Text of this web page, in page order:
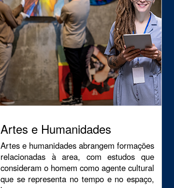
Artes e Humanidades
Artes e humanidades abrangem formações
relacionadas à area, com estudos que
consideram o homem como agente cultural
que se representa no tempo e no espaço,